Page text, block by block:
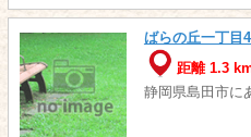
ばらの丘一丁目
距離 1.3
静岡県島田市に